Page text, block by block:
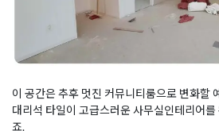
이 공간은 추후 멋진 커뮤니티룸으로 변화할
대리석 타일이 고급스러운 사무실인테리어
죠.